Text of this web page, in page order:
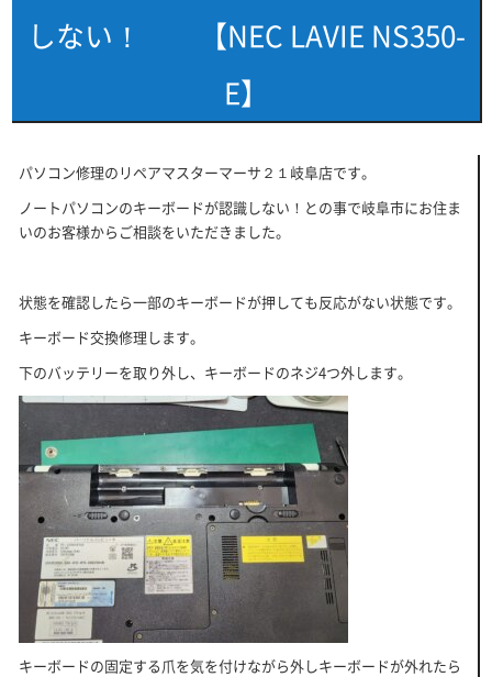
しない！ 【NEC LAVIE NS350-
E】
パソコン修理のリペアマスターマーサ２１岐阜店です。
ノートパソコンのキーボードが認識しない！との事で岐阜市にお住ま
いのお客様からご相談をいただきました。
状態を確認したら一部のキーボードが押しても反応がない状態です。
キーボード交換修理します。
下のバッテリーを取り外し、キーボードのネジ4つ外します。
キーボードの固定する爪を気を付けながら外しキーボードが外れたら